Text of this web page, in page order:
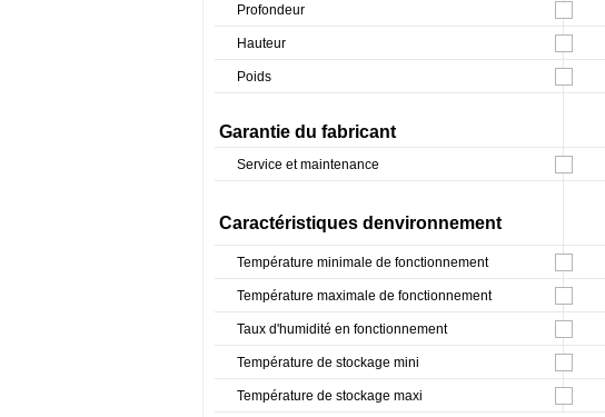
Profondeur
Hauteur
Poids
Garantie du fabricant
Service et maintenance
Caractéristiques denvironnement
Température minimale de fonctionnement
Température maximale de fonctionnement
Taux d'humidité en fonctionnement
Température de stockage mini
Température de stockage maxi